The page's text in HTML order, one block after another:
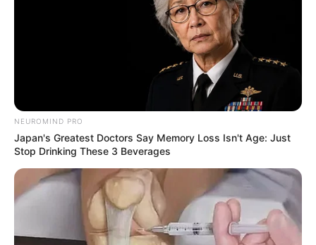
NEUROMIND PRO
Japan's Greatest Doctors Say Memory Loss Isn't Age: Just
Stop Drinking These 3 Beverages